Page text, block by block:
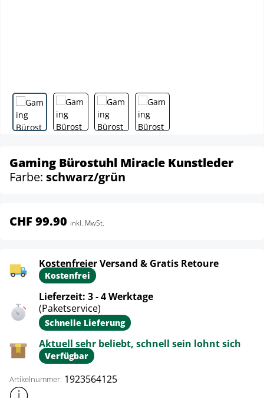
Gaming Bürostuhl Miracle Kunstleder
Farbe: schwarz/grün
CHF 99.90 inkl. MwSt.
Kostenfreier Versand & Gratis Retoure
Kostenfrei
Lieferzeit: 3 - 4 Werktage
(Paketservice)
Schnelle Lieferung
Aktuell sehr beliebt, schnell sein lohnt sich
Verfügbar
Artikelnummer: 1923564125
Weitere Produktinformationen anzeigen